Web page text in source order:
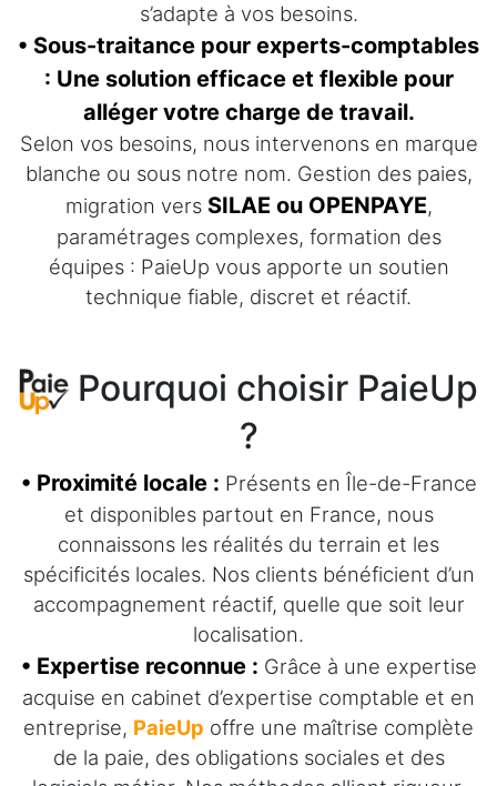
s’adapte à vos besoins.
• Sous-traitance pour experts-comptables
: Une solution efficace et flexible pour
alléger votre charge de travail.
Selon vos besoins, nous intervenons en marque
blanche ou sous notre nom. Gestion des paies,
migration vers SILAE ou OPENPAYE,
paramétrages complexes, formation des
équipes : PaieUp vous apporte un soutien
technique fiable, discret et réactif.
Pourquoi choisir PaieUp
?
• Proximité locale : Présents en Île-de-France
et disponibles partout en France, nous
connaissons les réalités du terrain et les
spécificités locales. Nos clients bénéficient d’un
accompagnement réactif, quelle que soit leur
localisation.
• Expertise reconnue : Grâce à une expertise
acquise en cabinet d’expertise comptable et en
entreprise, PaieUp offre une maîtrise complète
de la paie, des obligations sociales et des